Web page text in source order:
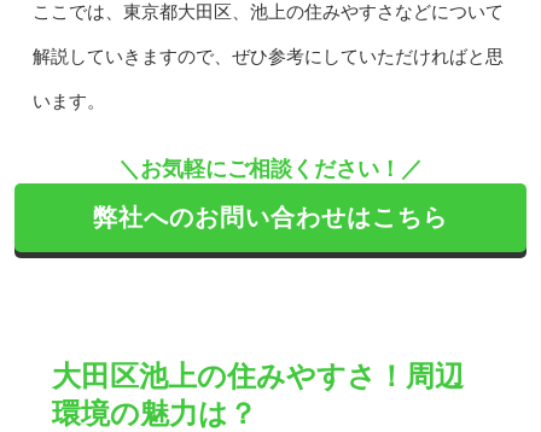
ここでは、東京都大田区、池上の住みやすさなどについて
解説していきますので、ぜひ参考にしていただければと思
います。
＼お気軽にご相談ください！／
弊社へのお問い合わせはこちら
大田区池上の住みやすさ！周辺
環境の魅力は？